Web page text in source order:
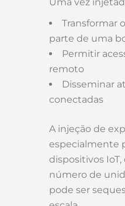
Uma vez
Transformar
parte de uma
Permitir
remoto
Disseminar
conectadas
A injeção de
especialmente
dispositivos
número de
pode ser